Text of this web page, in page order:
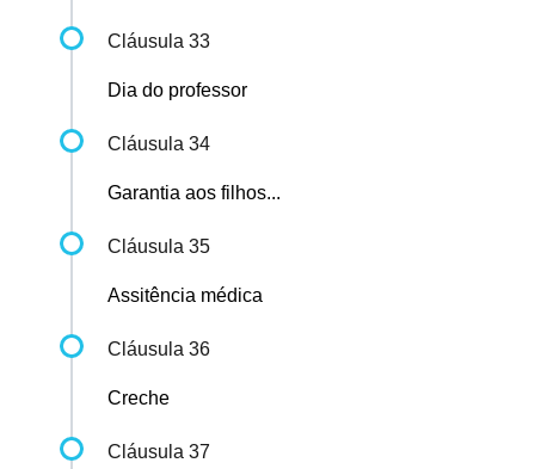
Cláusula 33
Dia do professor
Cláusula 34
Garantia aos filhos...
Cláusula 35
Assitência médica
Cláusula 36
Creche
Cláusula 37